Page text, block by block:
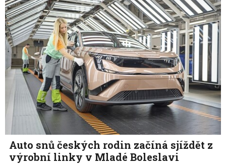
Auto snů českých rodin začíná sjíždět z
výrobní linky v Mladé Boleslavi